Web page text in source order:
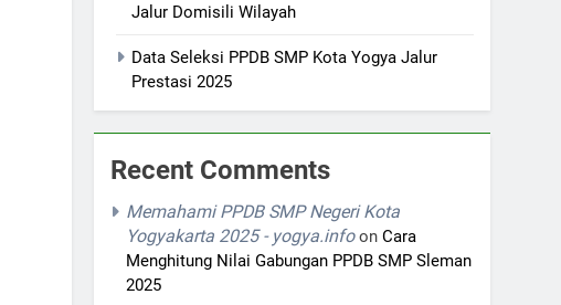
Jalur Domisili Wilayah
Data Seleksi PPDB SMP Kota Yogya Jalur
Prestasi 2025
Recent Comments
Memahami PPDB SMP Negeri Kota
Yogyakarta 2025 - yogya.infoonCara
Menghitung Nilai Gabungan PPDB SMP Sleman
2025